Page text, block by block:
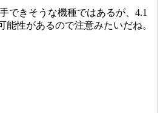
できそうな機種ではあるが、4.1
能性があるので注意みたいだね。